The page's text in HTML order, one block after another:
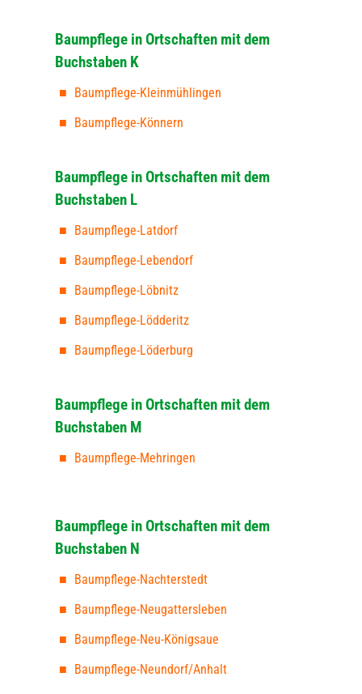
Baumpflege in Ortschaften mit dem
Buchstaben K
Baumpflege-Kleinmühlingen
Baumpflege-Könnern
Baumpflege in Ortschaften mit dem
Buchstaben L
Baumpflege-Latdorf
Baumpflege-Lebendorf
Baumpflege-Löbnitz
Baumpflege-Lödderitz
Baumpflege-Löderburg
Baumpflege in Ortschaften mit dem
Buchstaben M
Baumpflege-Mehringen
Baumpflege in Ortschaften mit dem
Buchstaben N
Baumpflege-Nachterstedt
Baumpflege-Neugattersleben
Baumpflege-Neu-Königsaue
Baumpflege-Neundorf/Anhalt